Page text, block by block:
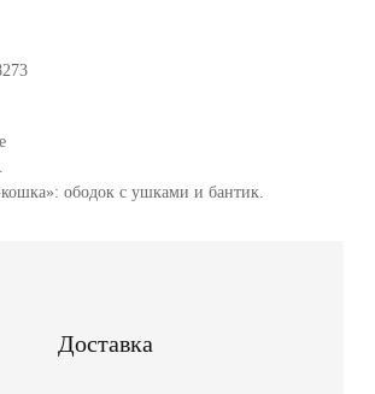
ободок с ушками и бантик.
Доставка